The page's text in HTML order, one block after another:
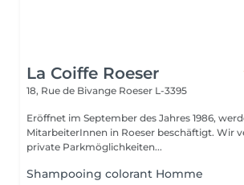
La Coiffe Roeser
18, Rue de Bivange Roeser L-3395
Eröffnet im September des Jahres 1986,
MitarbeiterInnen in Roeser beschäftigt. Wir
private Parkmöglichkeiten...
Shampooing colorant Homme